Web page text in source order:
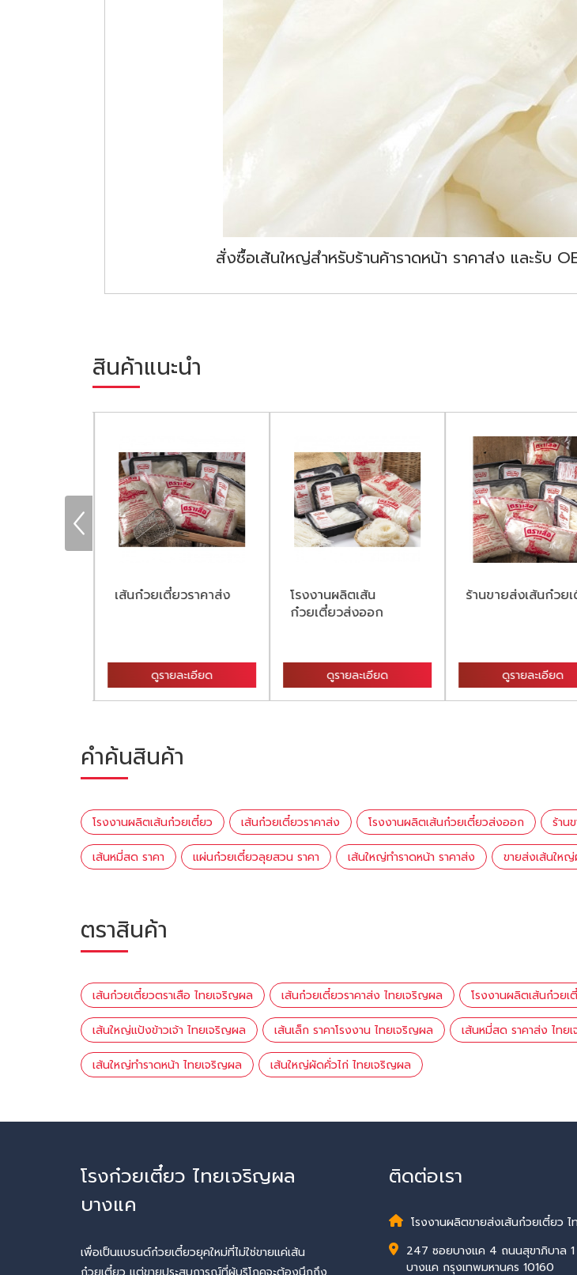
สั่งซื้อเส้นใหญ่สำหรับร้านค้าราดหน้า ราคาส่ง และรับ
สินค้าแนะนำ
เส้นก๋วยเตี๋ยวราคาส่ง
ดูรายละเอียด
โรงงานผลิตเส้น
ก๋วยเตี๋ยวส่งออก
ดูรายละเอียด
ร้านขายส่งเส้นก๋วย
ดูรายละเอียด
คำค้นสินค้า
โรงงานผลิตเส้นก๋วยเตี๋ยว เส้นก๋วยเตี๋ยวราคาส่ง โรงงานผลิตเส้นก๋วยเตี๋ยวส่งออก ร้าน
เส้นหมี่สด ราคา แผ่นก๋วยเตี๋ยวลุยสวน ราคา เส้นใหญ่ทำราดหน้า ราคาส่ง ขายส่งเส้นให
ตราสินค้า
เส้นก๋วยเตี๋ยวตราเสือ ไทยเจริญผล เส้นก๋วยเตี๋ยวราคาส่ง ไทยเจริญผล โรงงานผลิตเส้นก๋วย
เส้นใหญ่แป้งข้าวเจ้า ไทยเจริญผล เส้นเล็ก ราคาโรงงาน ไทยเจริญผล เส้นหมี่สด ราคาส่ง ไทย
เส้นใหญ่ทำราดหน้า ไทยเจริญผล เส้นใหญ่ผัดคั่วไก่ ไทยเจริญผล
โรงก๋วยเตี๋ยว ไทยเจริญผล
บางแค
เพื่อเป็นแบรนด์ก๋วยเตี๋ยวยุคใหม่ที่ไม่ใช่ขายแค่เส้น
ติดต่อเรา
โรงงานผลิตขายส่งเส้นก๋วยเตี๋ยว
247 ซอยบางแค 4 ถนนสุขาภิบาล 1
บางแค กรุงเทพมหานคร 10160